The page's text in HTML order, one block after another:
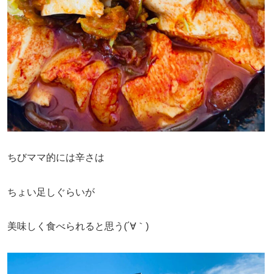
ちびママ的には辛さは
ちょい足しぐらいが
美味しく食べられると思う(´∀｀)